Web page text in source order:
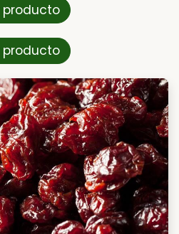
producto
producto